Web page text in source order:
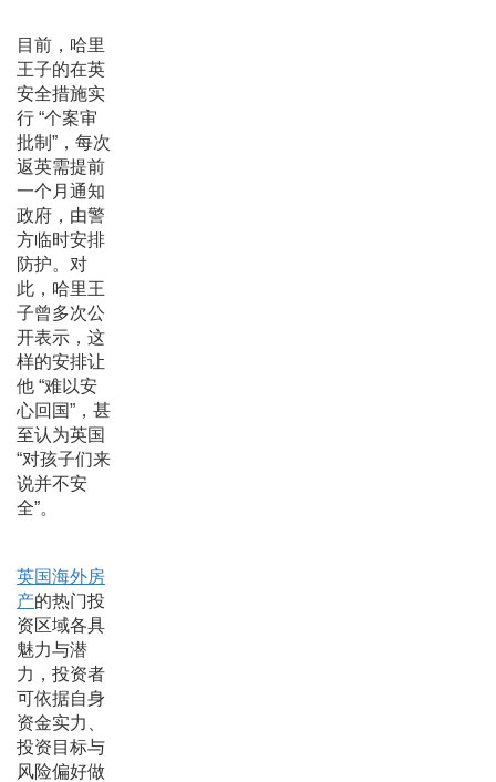
目前，哈里
王子的在英
安全措施实
行 “个案审
批制”，每次
返英需提前
一个月通知
政府，由警
方临时安排
防护。对
此，哈里王
子曾多次公
开表示，这
样的安排让
他 “难以安
心回国”，甚
至认为英国
“对孩子们来
说并不安
全”。
英国海外房
产的热门投
资区域各具
魅力与潜
力，投资者
可依据自身
资金实力、
投资目标与
风险偏好做